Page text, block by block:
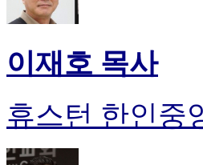
이재호 목사
휴스턴 한인중